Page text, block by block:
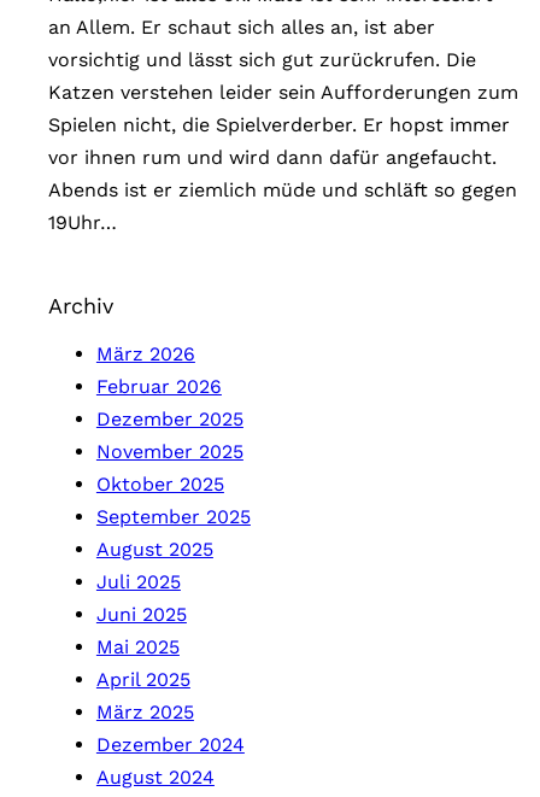
an Allem. Er schaut sich alles an, ist aber
vorsichtig und lässt sich gut zurückrufen. Die
Katzen verstehen leider sein Aufforderungen zum
Spielen nicht, die Spielverderber. Er hopst immer
vor ihnen rum und wird dann dafür angefaucht.
Abends ist er ziemlich müde und schläft so gegen
19Uhr…
Archiv
März 2026
Februar 2026
Dezember 2025
November 2025
Oktober 2025
September 2025
August 2025
Juli 2025
Juni 2025
Mai 2025
April 2025
März 2025
Dezember 2024
August 2024